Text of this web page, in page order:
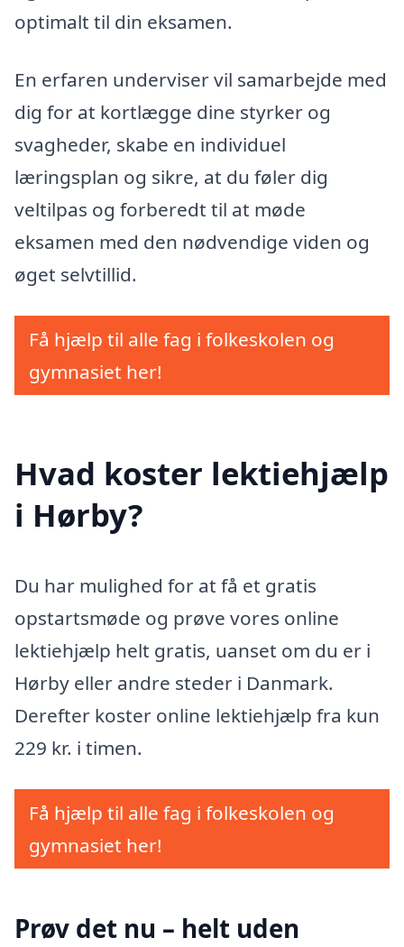
optimalt til din eksamen.
En erfaren underviser vil samarbejde med
dig for at kortlægge dine styrker og
svagheder, skabe en individuel
læringsplan og sikre, at du føler dig
veltilpas og forberedt til at møde
eksamen med den nødvendige viden og
øget selvtillid.
Få hjælp til alle fag i folkeskolen og
gymnasiet her!
Hvad koster lektiehjælp
i Hørby?
Du har mulighed for at få et gratis
opstartsmøde og prøve vores online
lektiehjælp helt gratis, uanset om du er i
Hørby eller andre steder i Danmark.
Derefter koster online lektiehjælp fra kun
229 kr. i timen.
Få hjælp til alle fag i folkeskolen og
gymnasiet her!
Prøv det nu – helt uden